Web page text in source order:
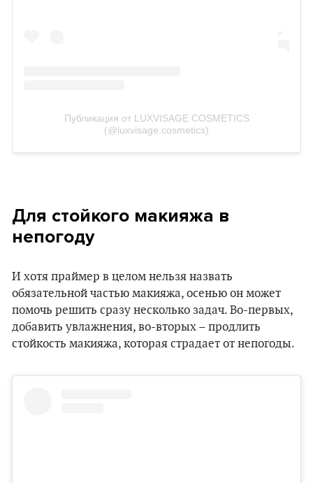
Публикация от LUXVISAGE COSMETICS
(@luxvisage.cosmetics)
Для стойкого макияжа в
непогоду
И хотя праймер в целом нельзя назвать
обязательной частью макияжа, осенью он может
помочь решить сразу несколько задач. Во-первых,
добавить увлажнения, во-вторых – продлить
стойкость макияжа, которая страдает от непогоды.